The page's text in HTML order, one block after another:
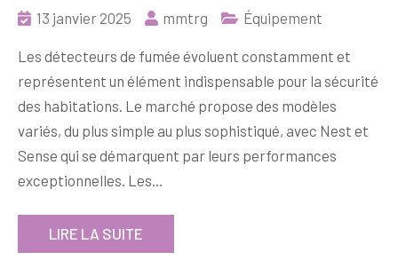
13 janvier 2025 mmtrg Équipement
Les détecteurs de fumée évoluent constamment et
représentent un élément indispensable pour la sécurité
des habitations. Le marché propose des modèles
variés, du plus simple au plus sophistiqué, avec Nest et
Sense qui se démarquent par leurs performances
exceptionnelles. Les…
LIRE LA SUITE